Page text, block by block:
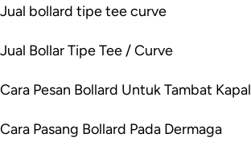
Jual bollard tipe tee curve
Jual Bollar Tipe Tee / Curve
Cara Pesan Bollard Untuk Tambat Kapal
Cara Pasang Bollard Pada Dermaga